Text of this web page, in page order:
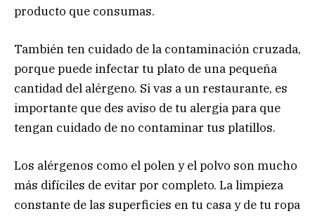
producto que consumas.
También ten cuidado de la contaminación cruzada,
porque puede infectar tu plato de una pequeña
cantidad del alérgeno. Si vas a un restaurante, es
importante que des aviso de tu alergia para que
tengan cuidado de no contaminar tus platillos.
Los alérgenos como el polen y el polvo son mucho
más difíciles de evitar por completo. La limpieza
constante de las superficies en tu casa y de tu ropa